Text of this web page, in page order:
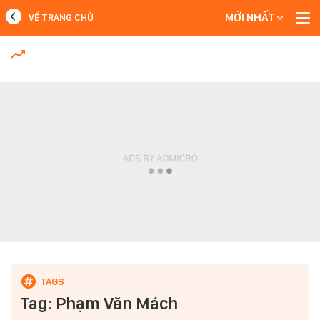
MỚI NHẤT
VỀ TRANG CHỦ MỚI NHẤT
Tag: Phạm Văn Mách